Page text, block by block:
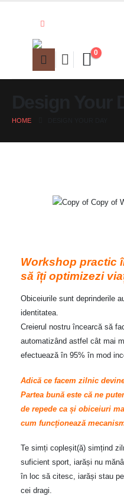
0
HOME
Workshop practic
să îți optimizezi
Obiceiurile sunt deprinderile
identitatea.
Creierul nostru încearcă să
automatizând astfel cât mai
efectuează în 95% în mod
Adică ce facem zilnic
Partea bună este că ne
de repede ca și obiceiuri
cum funcționează
Te simți copleșit(ă) simțind
suficient sport, iarăși nu
în loc să citesc, iarăși stau
cei dragi.